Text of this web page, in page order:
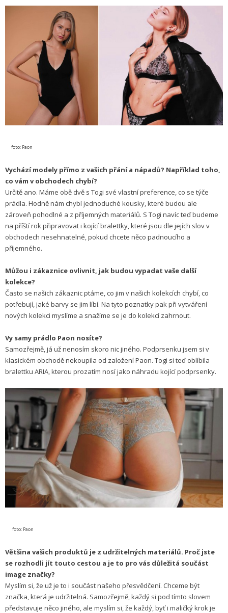
foto: Paon
Vychází modely přímo z vašich přání a nápadů? Například toho,
co vám v obchodech chybí?
Určitě ano. Máme obě dvě s Togi své vlastní preference, co se týče
prádla. Hodně nám chybí jednoduché kousky, které budou ale
zároveň pohodlné a z příjemných materiálů. S Togi navíc teď budeme
na příští rok připravovat i kojící bralettky, které jsou dle jejích slov v
obchodech nesehnatelné, pokud chcete něco padnoucího a
příjemného.
Můžou i zákaznice ovlivnit, jak budou vypadat vaše další
kolekce?
Často se našich zákaznic ptáme, co jim v našich kolekcích chybí, co
potřebují, jaké barvy se jim líbí. Na tyto poznatky pak při vytváření
nových kolekci myslíme a snažíme se je do kolekcí zahrnout.
Vy samy prádlo Paon nosíte?
Samozřejmě, já už nenosím skoro nic jiného. Podprsenku jsem si v
klasickém obchodě nekoupila od založení Paon. Togi si teď oblíbila
bralettku ARIA, kterou prozatím nosí jako náhradu kojící podprsenky.
foto: Paon
Většina vašich produktů je z udržitelných materiálů. Proč jste
se rozhodli jít touto cestou a je to pro vás důležitá součást
image značky?
Myslím si, že už je to i součást našeho přesvědčení. Chceme být
značka, která je udržitelná. Samozřejmě, každý si pod tímto slovem
představuje něco jiného, ale myslím si, že každý, byť i maličký krok je